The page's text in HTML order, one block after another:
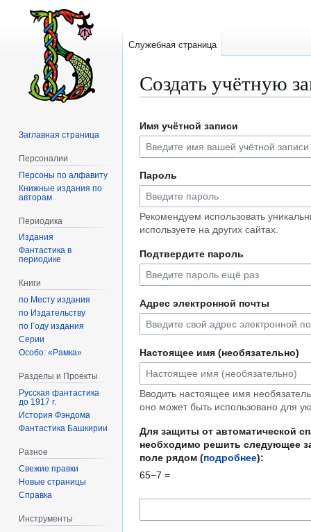
Создать учётную
к
навигации
к
поиску
Имя учётной записи
Пароль
Рекомендуем использовать
используете на других сайтах.
Подтвердите пароль
Адрес электронной почты
Настоящее имя (необязательно)
Вводить настоящее имя
оно может быть использовано для
Для защиты от автоматической
необходимо решить следующее
поле рядом (подробнее):
65−7 =
Служебная страница
Заглавная страница
Персоналии
Персоны по алфавиту
Книжные издания по
авторам
Периодика
Издания
Фантастика в
периодике
Книги
по Месту издания
по Издательству
по Году издания
Серии
Особо: «Рамка»
Разделы и Проекты
Русская фантастика
до 1917 г.
История Фэндома
Фантастика Башкирии
Разное
Свежие правки
Новые страницы
Справка
Инструменты